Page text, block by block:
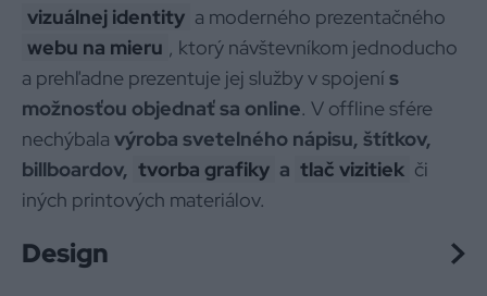
vizuálnej identity a moderného prezentačného
webu na mieru , ktorý návštevníkom jednoducho
a prehľadne prezentuje jej služby v spojenís
možnosťou objednať sa online. V offline sfére
nechýbala výroba svetelného nápisu, štítkov,
billboardov, tvorba grafiky a tlač vizitiek či
iných printových materiálov.
Design